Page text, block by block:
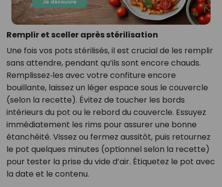
Remplir et sceller après stérilisation
Une fois vos pots stérilisés, il est crucial de les remplir
sans attendre, pendant qu’ils sont encore chauds.
Remplissez‑les avec votre confiture encore
bouillante, laissez un léger espace sous le couvercle
(selon la recette). Évitez de toucher les bords
intérieurs du pot ou le rebord du couvercle. Essuyez
immédiatement les rims pour assurer une bonne
étanchéité. Vissez ou fermez aussitôt, puis retournez
le pot quelques minutes (optionnel selon la recette)
pour tester la prise du vide d’air. Étiquetez le pot avec
la date et le contenu.